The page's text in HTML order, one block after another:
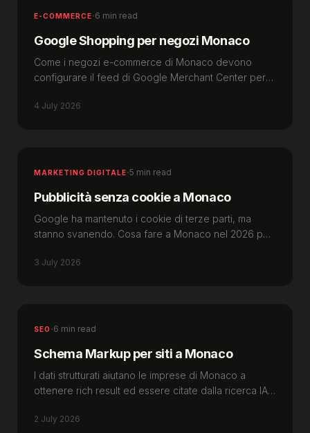
E-COMMERCE·6 min read
Google Shopping per negozi Monaco
Come i negozi e-commerce di Monaco devono
configurare il feed di Google Merchant Center per
4 July 2026
MARKETING DIGITALE·5 min read
Pubblicità senza cookie a Monaco
Google ha mantenuto i cookie di terze parti, ma
stanno svanendo. Cosa fare a Monaco nel 2026 per
3 July 2026
SEO ·6 min read
Schema Markup per siti a Monaco
I dati strutturati aiutano le imprese di Monaco a
ottenere rich result ed essere citate dalla ricerca IA.
2 July 2026